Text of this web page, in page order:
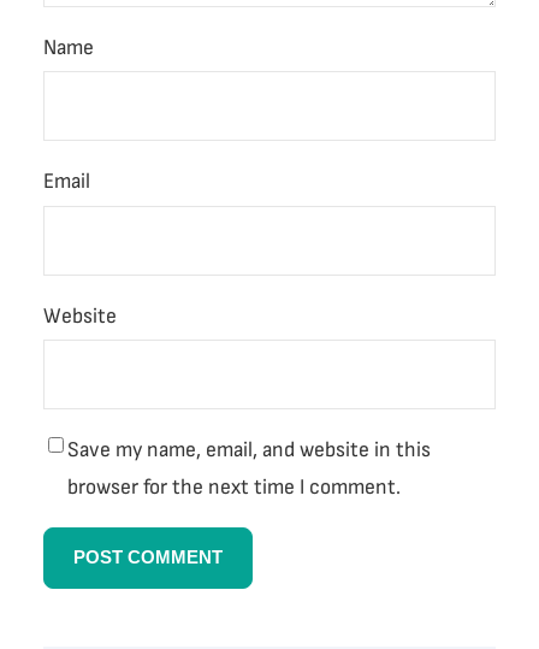
Name
Email
Website
Save my name, email, and website in this
browser for the next time I comment.